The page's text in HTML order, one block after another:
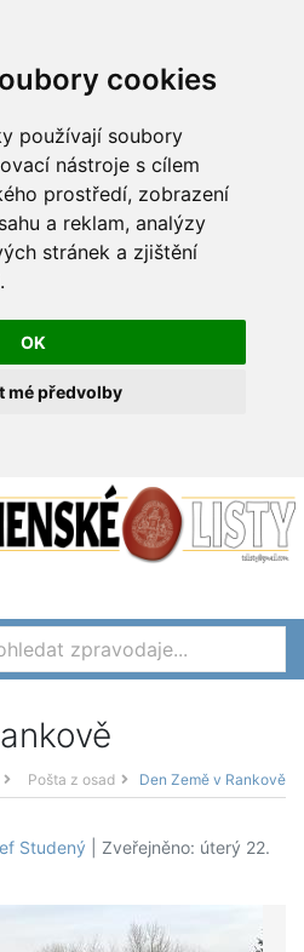
cookies
používají soubory
nástroje s cílem
prostředí, zobrazení
a reklam, analýzy
stránek a zjištění
OK
mé předvolby
Pošta z osad Den Země v Rankově
Studený | Zveřejněno: úterý 22.